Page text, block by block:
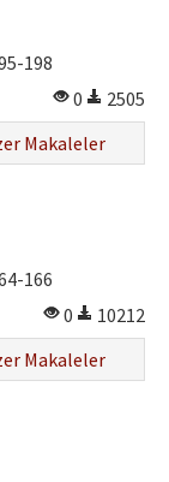
198
0
2505
Makaleler
166
0
10212
Makaleler